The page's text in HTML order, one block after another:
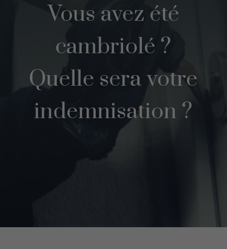
Vous avez été
cambriolé ?
Quelle sera votre
indemnisation ?